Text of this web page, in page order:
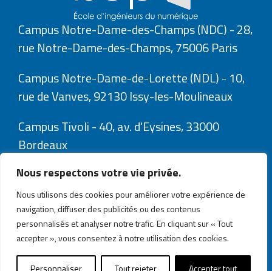
Nous respectons votre vie privée.
Nous utilisons des cookies pour améliorer votre expérience de
navigation, diffuser des publicités ou des contenus
personnalisés et analyser notre trafic. En cliquant sur « Tout
accepter », vous consentez à notre utilisation des cookies.
Personnaliser Tout rejeter Accepter tout
Campus Notre-Dame-des-Champs (NDC) - 28,
rue Notre-Dame-des-Champs, 75006 Paris
Campus Notre-Dame-de-Lorette (NDL) - 10,
rue de Vanves, 92130 Issy-les-Moulineaux
Campus Tivoli - 40, av. d'Eysines, 33000
Bordeaux
Mentions légales - Plan du site - Gestion des cookies
Explorez l’Isep avec Isepix, votre assistant numérique.